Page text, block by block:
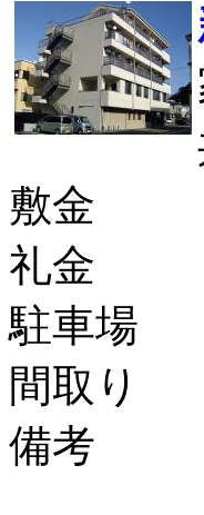
敷金
礼金
駐車場
間取り
備考